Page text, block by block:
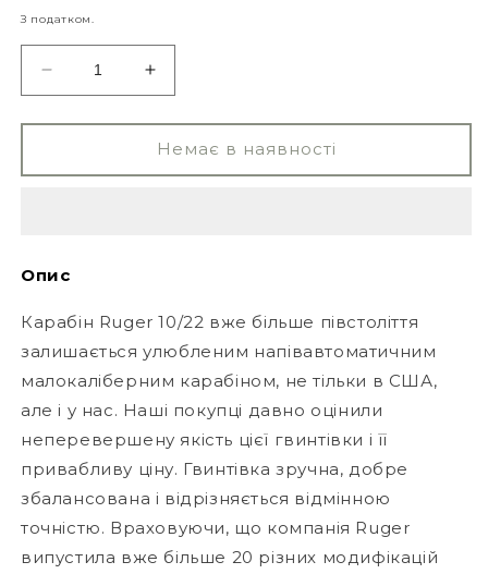
З податком.
Немає в наявності
Опис
Карабін Ruger 10/22 вже більше півстоліття
залишається улюбленим напівавтоматичним
малокаліберним карабіном, не тільки в США,
але і у нас. Наші покупці давно оцінили
неперевершену якість цієї гвинтівки і її
привабливу ціну. Гвинтівка зручна, добре
збалансована і відрізняється відмінною
точністю. Враховуючи, що компанія Ruger
випустила вже більше 20 різних модифікацій